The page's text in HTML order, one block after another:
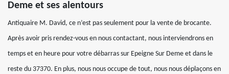
Deme et ses alentours
Antiquaire M. David, ce n’est pas seulement pour la vente de brocante.
Après avoir pris rendez-vous en nous contactant, nous interviendrons en
temps et en heure pour votre débarras sur Epeigne Sur Deme et dans le
reste du 37370. En plus, nous nous occupe de tout, nous nous déplaçons en